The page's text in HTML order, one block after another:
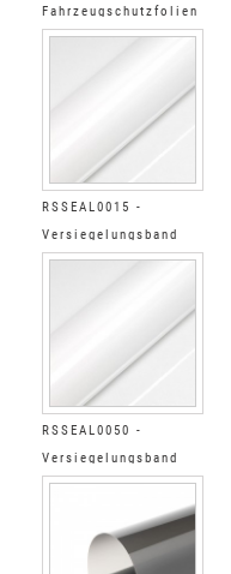
Fahrzeugschutzfolien
Glänzend
RSSEAL0015 -
Versiegelungsband
glänzend
RSSEAL0050 -
Versiegelungsband
glänzend